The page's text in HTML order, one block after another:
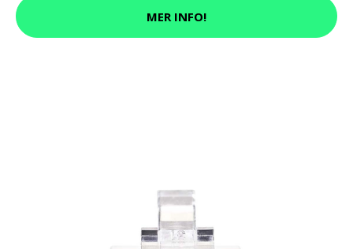
MER INFO!